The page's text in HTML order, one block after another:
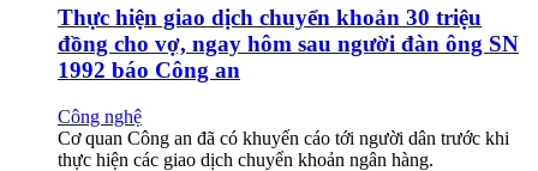
Thực hiện giao dịch chuyển khoản 30 triệu
đồng cho vợ, ngay hôm sau người đàn ông SN
1992 báo Công an
Công nghệ
Cơ quan Công an đã có khuyến cáo tới người dân trước khi
thực hiện các giao dịch chuyển khoản ngân hàng.